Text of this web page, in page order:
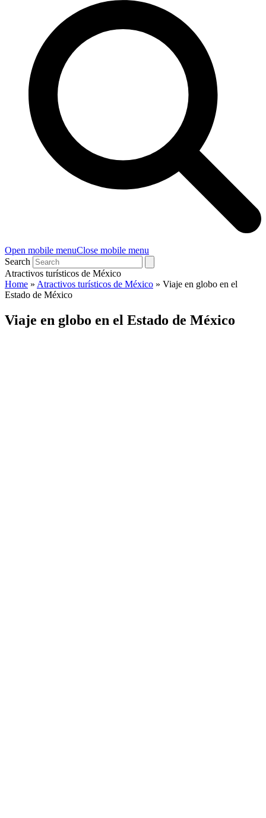
Open mobile menuClose mobile menu
Search
Atractivos turísticos de México
Home » Atractivos turísticos de México » Viaje en globo en el
Estado de México
Viaje en globo en el Estado de México